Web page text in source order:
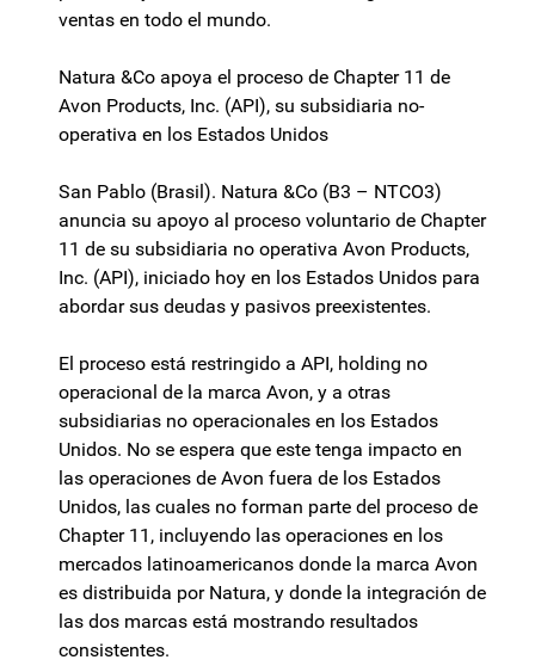
ventas en todo el mundo.
Natura &Co apoya el proceso de Chapter 11 de
Avon Products, Inc. (API), su subsidiaria no-
operativa en los Estados Unidos
San Pablo (Brasil). Natura &Co (B3 – NTCO3)
anuncia su apoyo al proceso voluntario de Chapter
11 de su subsidiaria no operativa Avon Products,
Inc. (API), iniciado hoy en los Estados Unidos para
abordar sus deudas y pasivos preexistentes.
El proceso está restringido a API, holding no
operacional de la marca Avon, y a otras
subsidiarias no operacionales en los Estados
Unidos. No se espera que este tenga impacto en
las operaciones de Avon fuera de los Estados
Unidos, las cuales no forman parte del proceso de
Chapter 11, incluyendo las operaciones en los
mercados latinoamericanos donde la marca Avon
es distribuida por Natura, y donde la integración de
las dos marcas está mostrando resultados
consistentes.